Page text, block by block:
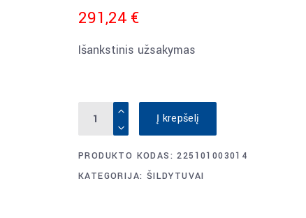
291,24 €
Išankstinis užsakymas
quantity
Į krepšelį
PRODUKTO KODAS:225101003014
KATEGORIJA: ŠILDYTUVAI